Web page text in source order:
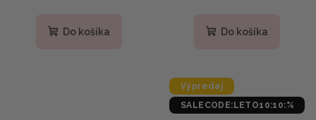
Do košíka Do košíka
Výpredaj
SALECODE:LETO10:10:%